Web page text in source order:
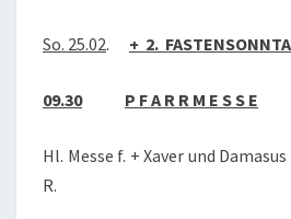
So. 25.02. + 2.
09.30 P F A R R M E S S E
Hl. Messe f. + Xaver und
R.